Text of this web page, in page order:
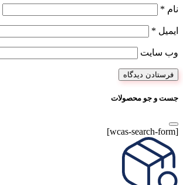
نام *
ایمیل *
وب‌ سایت
جست و جو محصولات
[wcas-search-form]